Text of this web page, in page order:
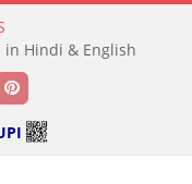
in Hindi & English
Pinterest